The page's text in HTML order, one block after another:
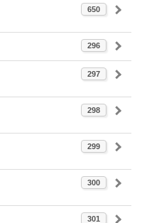
650
296
297
298
299
300
301